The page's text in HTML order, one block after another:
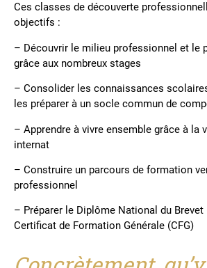
Ces classes de découverte
objectifs :
– Découvrir le milieu professionnel et le
grâce aux nombreux stages
– Consolider les connaissances
les préparer à un socle commun de
– Apprendre à vivre ensemble grâce à la
internat
– Construire un parcours de formation
professionnel
– Préparer le Diplôme National du
Certificat de Formation Générale (CFG)